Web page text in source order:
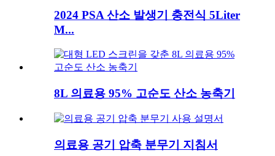
2024 PSA 산소 발생기 충전식 5Liter
M...
8L 의료용 95% 고순도 산소 농축기
의료용 공기 압축 분무기 지침서